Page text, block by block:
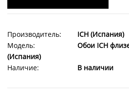
Производитель:
ICH (Испания)
Модель:
Обои ICH
(Испания)
Наличие:
В наличии